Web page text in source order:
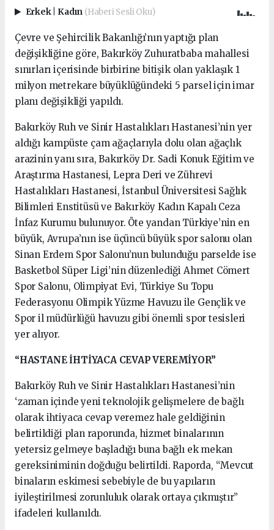
Erkek Kadın (Haberi Sesli Oku)
Çevre ve Şehircilik Bakanlığı’nın yaptığı plan
değişikliğine göre, Bakırköy Zuhuratbaba mahallesi
sınırları içerisinde birbirine bitişik olan yaklaşık 1
milyon metrekare büyüklüğündeki 5 parsel için imar
planı değişikliği yapıldı.
Bakırköy Ruh ve Sinir Hastalıkları Hastanesi’nin yer
aldığı kampüste çam ağaçlarıyla dolu olan ağaçlık
arazinin yanı sıra, Bakırköy Dr. Sadi Konuk Eğitim ve
Araştırma Hastanesi, Lepra Deri ve Zührevi
Hastalıkları Hastanesi, İstanbul Üniversitesi Sağlık
Bilimleri Enstitüsü ve Bakırköy Kadın Kapalı Ceza
İnfaz Kurumu bulunuyor. Öte yandan Türkiye’nin en
büyük, Avrupa’nın ise üçüncü büyük spor salonu olan
Sinan Erdem Spor Salonu’nun bulunduğu parselde ise
Basketbol Süper Ligi’nin düzenlediği Ahmet Cömert
Spor Salonu, Olimpiyat Evi, Türkiye Su Topu
Federasyonu Olimpik Yüzme Havuzu ile Gençlik ve
Spor il müdürlüğü havuzu gibi önemli spor tesisleri
yer alıyor.
“HASTANE İHTİYACA CEVAP VEREMİYOR”
Bakırköy Ruh ve Sinir Hastalıkları Hastanesi’nin
‘zaman içinde yeni teknolojik gelişmelere de bağlı
olarak ihtiyaca cevap veremez hale geldiğinin
belirtildiği plan raporunda, hizmet binalarının
yetersiz gelmeye başladığı buna bağlı ek mekan
gereksiniminin doğduğu belirtildi. Raporda, “Mevcut
binaların eskimesi sebebiyle de bu yapıların
iyileştirilmesi zorunluluk olarak ortaya çıkmıştır”
ifadeleri kullanıldı.